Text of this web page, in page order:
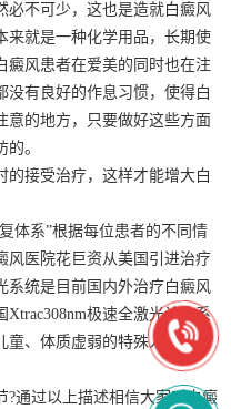
必不可少，这也是造就白癜风
来就是一种化学用品，长期使
癜风患者在爱美的同时也在注
没有良好的作息习惯，使得白
意的地方，只要做好这些方面
。
的接受治疗，这样才能增大白
体系”根据每位患者的不同情
风医院花巨资从美国引进治疗
系统是目前国内外治疗白癜风
极速全激光诊疗系
、体质虚弱的特殊人群同样
?通过以上描述相信大家对白癜